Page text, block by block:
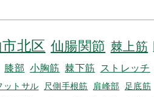
北区 仙腸関節 棘上筋
膝部 小胸筋 棘下筋 ストレッチ
ットサル 尺側手根筋 肩峰部 足底筋